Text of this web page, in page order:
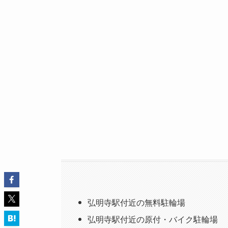
弘明寺駅付近の無料駐輪場
弘明寺駅付近の原付・バイク駐輪場